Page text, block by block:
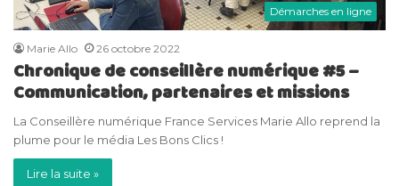
Démarches en ligne
Marie Allo 26 octobre 2022
Chronique de conseillère numérique #5 –
Communication, partenaires et missions
La Conseillère numérique France Services Marie Allo reprend la
plume pour le média Les Bons Clics !
Lire la suite »